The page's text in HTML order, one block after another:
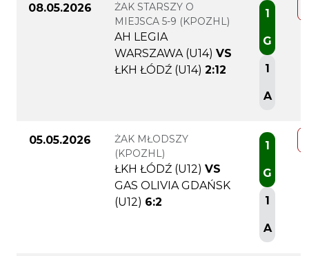
08.05.2026
ŻAK STARSZY O
MIEJSCA 5-9 (KPOZHL)
AH LEGIA
WARSZAWA (U14) VS
ŁKH ŁÓDŹ (U14) 2:12
1
G
1
A
05.05.2026
ŻAK MŁODSZY
(KPOZHL)
ŁKH ŁÓDŹ (U12) VS
GAS OLIVIA GDAŃSK
(U12) 6:2
1
G
1
A